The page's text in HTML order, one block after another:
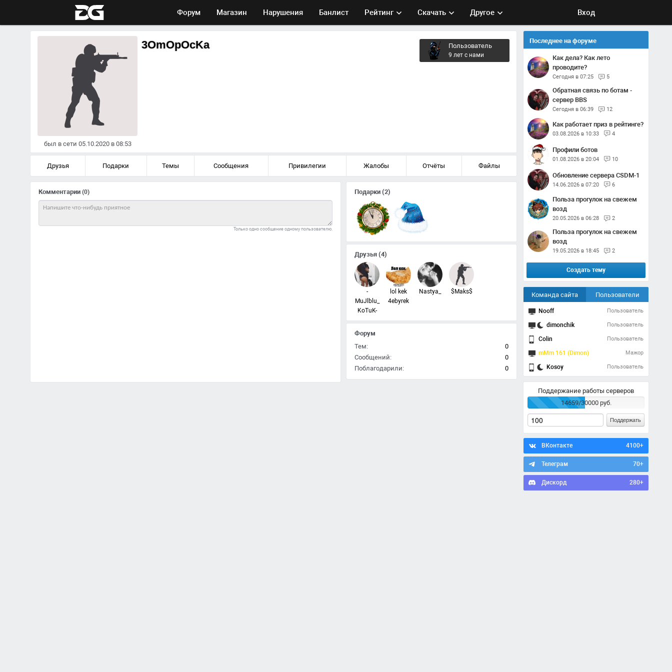
Форум Магазин Нарушения Банлист Рейтинг Скачать Другое Вход
был в сети 05.10.2020 в 08:53
3OmOpOcKa Пользователь
9 лет с нами
Друзья Подарки Темы Сообщения Привилегии Жалобы Отчёты Файлы
Комментарии (0)
Только одно сообщение одному пользователю.
Подарки (2)
Друзья (4)
-
MuJlblu_
KoTuK-
lol kek
4ebyrek
Nastya_ $Maks$
Форум
Тем:
0
Сообщений:
0
Поблагодарили:
0
Последнее на форуме
Как дела? Как лето
проводите?
Сегодня в 07:25 5
Обратная связь по ботам -
сервер BBS
Сегодня в 06:39 12
Как работает приз в рейтинге?
03.08.2026 в 10:33 4
Профили ботов
01.08.2026 в 20:04 10
Обновление сервера CSDM-1
14.06.2026 в 07:20 6
Польза прогулок на свежем
возд
20.05.2026 в 06:28 2
Польза прогулок на свежем
возд
19.05.2026 в 18:45 2
Создать тему
Команда сайта Пользователи
Nooff Пользователь
dimonchik Пользователь
Colin Пользователь
mMm 161 (Dimon) Мажор
Kosoy Пользователь
Поддержание работы серверов
14659/30000 руб.
Поддержать
ВКонтакте 4100+
Телеграм 70+
Дискорд 280+